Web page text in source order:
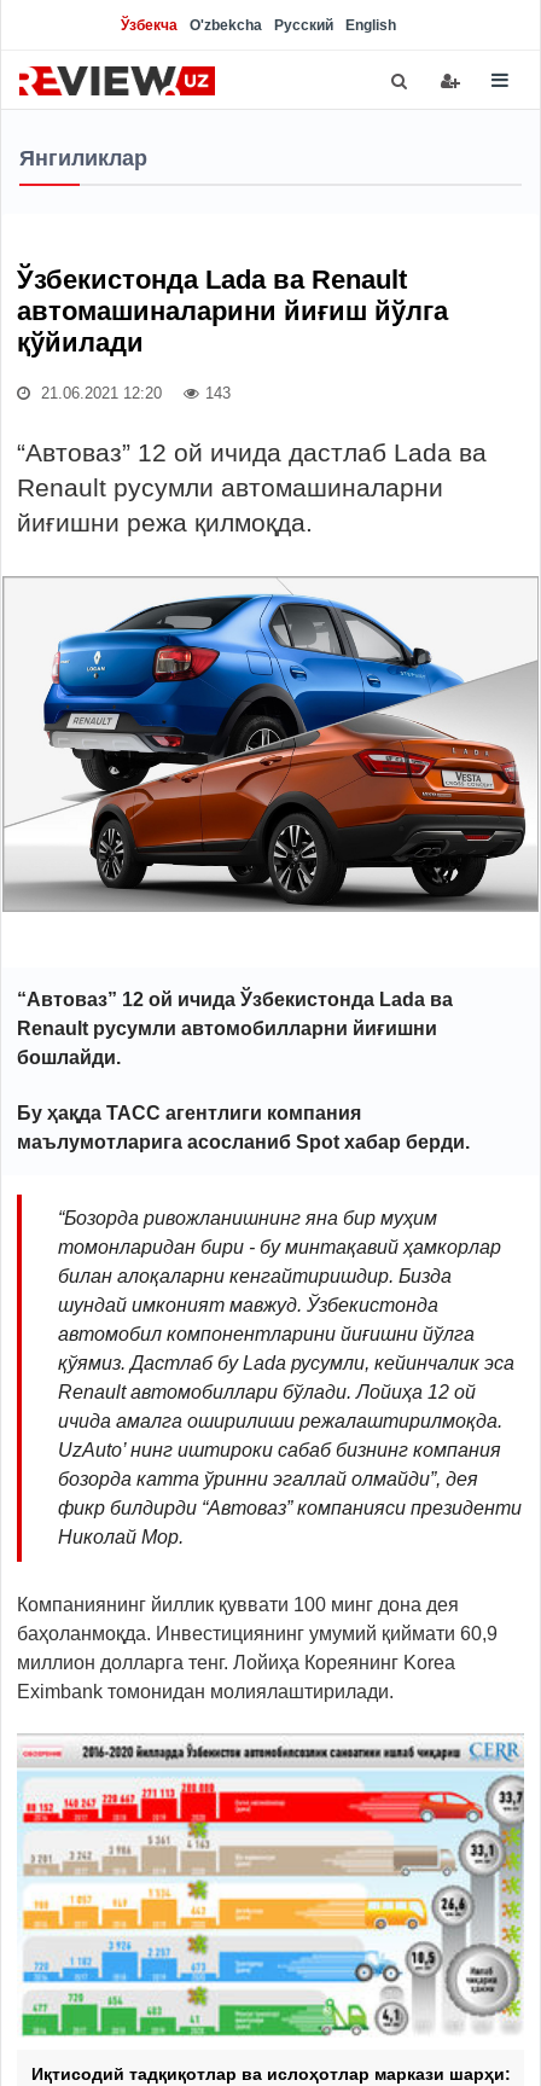
Ўзбекча O'zbekcha Русский English
Янгиликлар
Ўзбекистонда Lada ва Renault
автомашиналарини йиғиш йўлга
қўйилади
21.06.2021 12:20 143
“Автоваз” 12 ой ичида дастлаб Lada ва
Renault русумли автомашиналарни
йиғишни режа қилмоқда.
“Автоваз” 12 ой ичида Ўзбекистонда Lada ва
Renault русумли автомобилларни йиғишни
бошлайди.
Бу ҳақда ТАСС агентлиги компания
маълумотларига асосланиб Spot хабар берди.
“Бозорда ривожланишнинг яна бир муҳим
томонларидан бири - бу минтақавий ҳамкорлар
билан алоқаларни кенгайтиришдир. Бизда
шундай имконият мавжуд. Ўзбекистонда
автомобил компонентларини йиғишни йўлга
қўямиз. Дастлаб бу Lada русумли, кейинчалик эса
Renault автомобиллари бўлади. Лойиҳа 12 ой
ичида амалга оширилиши режалаштирилмоқда.
UzAuto’ нинг иштироки сабаб бизнинг компания
бозорда катта ўринни эгаллай олмайди”, дея
фикр билдирди “Автоваз” компанияси президенти
Николай Мор.
Компаниянинг йиллик қуввати 100 минг дона дея
баҳоланмоқда. Инвестициянинг умумий қиймати 60,9
миллион долларга тенг. Лойиҳа Кореянинг Korea
Eximbank томонидан молиялаштирилади.
Иқтисодий тадқиқотлар ва ислоҳотлар маркази шарҳи: